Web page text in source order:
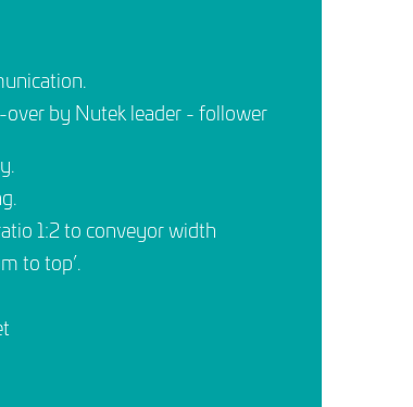
by Nutek leader - follower
1:2 to conveyor width
to top’.